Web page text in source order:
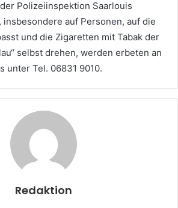
Polizeiinspektion Saarlouis
auf Personen, auf die
und die Zigaretten mit Tabak der
selbst drehen, werden erbeten an
unter Tel. 06831 9010.
Redaktion